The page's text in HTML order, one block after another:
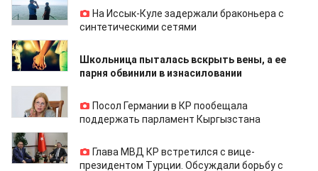
На Иссык-Куле задержали браконьера с
синтетическими сетями
20.04.2022
Школьница пыталась вскрыть вены, а ее
парня обвинили в изнасиловании
20.04.2022
Посол Германии в КР пообещала
поддержать парламент Кыргызстана
20.04.2022
Глава МВД КР встретился с вице-
президентом Турции. Обсуждали борьбу с